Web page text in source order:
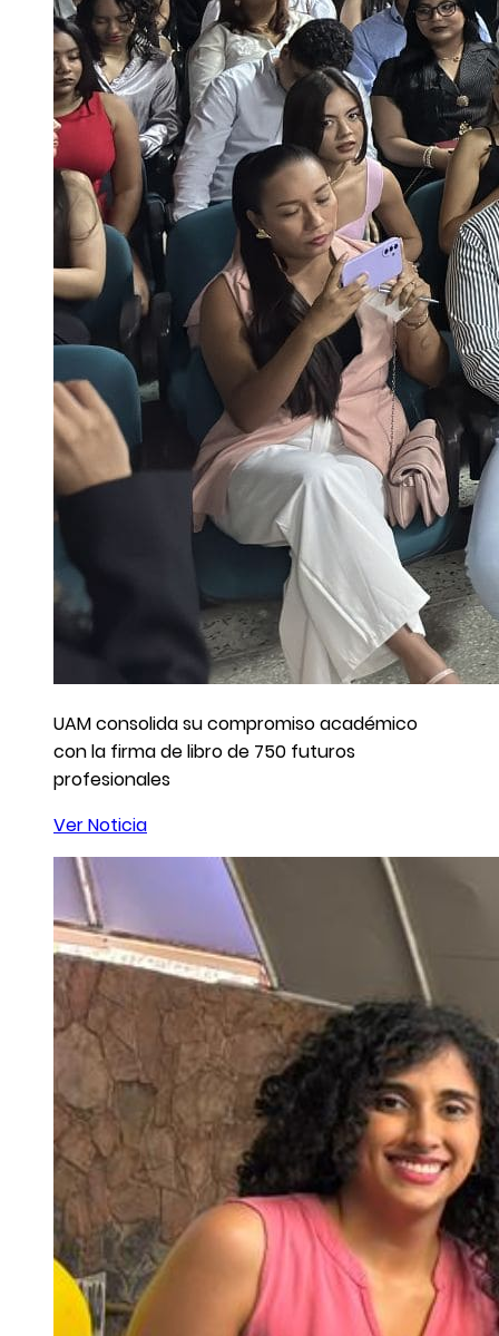
UAM consolida su compromiso académico
con la firma de libro de 750 futuros
profesionales
Ver Noticia